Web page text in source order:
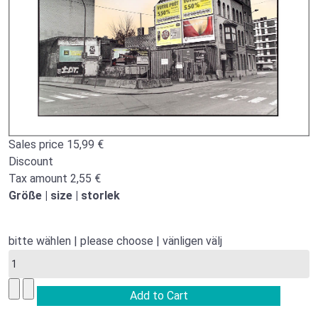
Sales price 15,99 €
Discount
Tax amount 2,55 €
Größe | size | storlek
bitte wählen | please choose | vänligen välj